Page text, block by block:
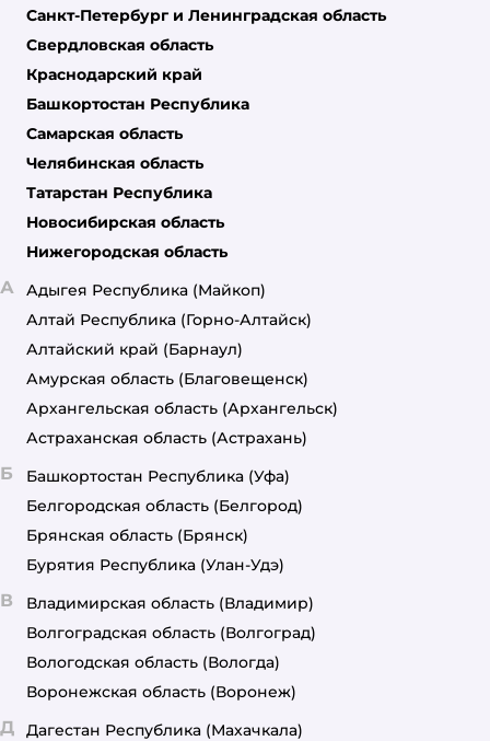
Санкт-Петербург и Ленинградская область
Свердловская область
Краснодарский край
Башкортостан Республика
Самарская область
Челябинская область
Татарстан Республика
Новосибирская область
Нижегородская область
А Адыгея Республика (Майкоп)
Алтай Республика (Горно-Алтайск)
Алтайский край (Барнаул)
Амурская область (Благовещенск)
Архангельская область (Архангельск)
Астраханская область (Астрахань)
Б Башкортостан Республика (Уфа)
Белгородская область (Белгород)
Брянская область (Брянск)
Бурятия Республика (Улан-Удэ)
В Владимирская область (Владимир)
Волгоградская область (Волгоград)
Вологодская область (Вологда)
Воронежская область (Воронеж)
Д Дагестан Республика (Махачкала)